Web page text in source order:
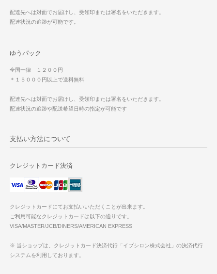
配達先へは対面でお届けし、受領印または署名をいただきます。
配達状況の追跡が可能です。
ゆうパック
全国一律 １２００円
＊１５０００円以上で送料無料
配達先へは対面でお届けし、受領印または署名をいただきます。
配達状況の追跡や配送希望日時の指定が可能です
支払い方法について
クレジットカード決済
クレジットカードにてお支払いいただくことが出来ます。
ご利用可能なクレジットカードは以下の通りです。
VISA/MASTER/JCB/DINERS/AMERICAN EXPRESS
※ 当ショップは、クレジットカード決済代行「イプシロン株式会社」の決済代行
システムを利用しております。